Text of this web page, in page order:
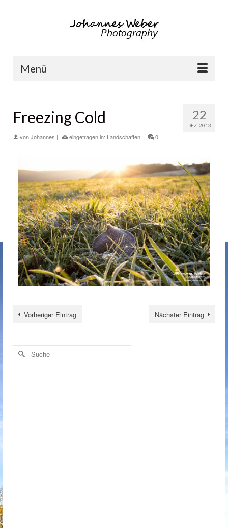
Menü
22
DEZ. 2013
Freezing Cold
vonJohannes | eingetragen in: Landschaften | 0
Vorheriger Eintrag Nächster Eintrag
Suche
nach: